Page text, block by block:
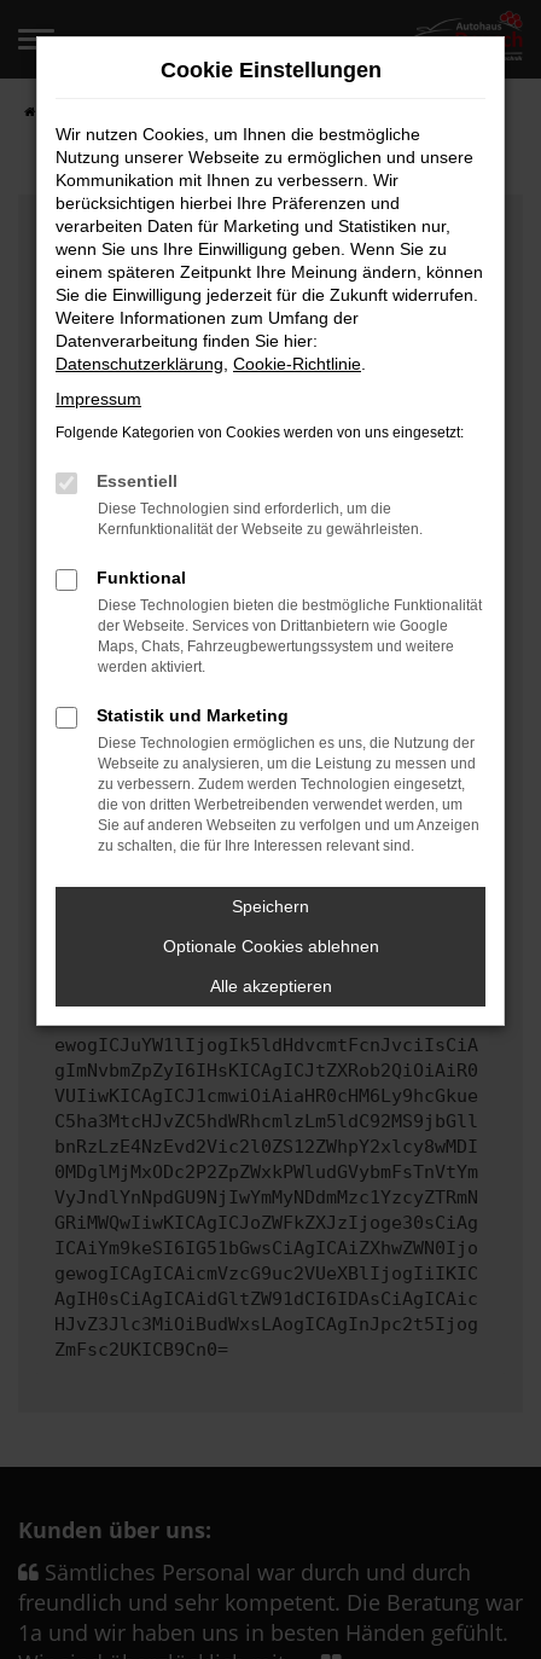
Zum
springen
Fehler: Network Error
Beim Laden ist ein Fehler aufgetreten.
Hier sind ein paar Tipps, die dir helfen können:
Überprüfe deine Firewall und deine
Internetverbindung.
Laden andere Webseiten, zum Beispiel deine
Manche Erweiterungen, wie Werbeblocker, können
das Laden bestimmter Seiten verhindern.
Funktioniert die Seite in einem anderen Browser
Starte dein Gerät neu.
Das kann manchmal helfen, vorübergehende
Probleme zu beheben.
Betriebssystem auf dem neuesten Stand sind.
Veraltete Software birgt nicht nur ein
Sicherheitsrisiko, sondern kann auch dazu führen,
dass bestimmte Funktionen nicht mehr unterstützt
werden.
Wende dich an den Webseitenbetreiber.
Wenn du alle oben genannten Schritte versucht hast,
kontaktiere uns bitte. Wir werden versuchen, das
Problem zu beheben. Du kannst uns diesen Text
schicken, um uns bei der Fehlersuche zu
ewogICJuYW1lIjogIk5ldHdvcmtFcnJvciIsCiA
gImNvbmZpZyI6IHsKICAgICJtZXRob2QiOiAiR0
VUIiwKICAgICJ1cmwiOiAiaHR0cHM6Ly9hcGkue
C5ha3MtcHJvZC5hdWRhcmlzLm5ldC92MS9jbGll
bnRzLzE4NzEvd2Vic2l0ZS12ZWhpY2xlcy8wMDI
0MDglMjMxODc2P2ZpZWxkPWludGVybmFsTnVtYm
VyJndlYnNpdGU9NjIwYmMyNDdmMzc1YzcyZTRmN
GRiMWQwIiwKICAgICJoZWFkZXJzIjoge30sCiAg
ICAiYm9keSI6IG51bGwsCiAgICAiZXhwZWN0Ijo
gewogICAgICAicmVzcG9uc2VUeXBlIjogIiIKIC
AgIH0sCiAgICAidGltZW91dCI6IDAsCiAgICAic
HJvZ3Jlc3MiOiBudWxsLAogICAgInJpc2t5Ijog
ZmFsc2UKICB9Cn0=
Kunden über uns:
Sämtliches Personal war durch und durch
freundlich und sehr kompetent. Die Beratung war
1a und wir haben uns in besten Händen gefühlt.
Cookie Einstellungen
Wir nutzen Cookies, um Ihnen die bestmögliche
Nutzung unserer Webseite zu ermöglichen und unsere
Kommunikation mit Ihnen zu verbessern. Wir
berücksichtigen hierbei Ihre Präferenzen und
verarbeiten Daten für Marketing und Statistiken nur,
wenn Sie uns Ihre Einwilligung geben. Wenn Sie zu
einem späteren Zeitpunkt Ihre Meinung ändern, können
Sie die Einwilligung jederzeit für die Zukunft widerrufen.
Weitere Informationen zum Umfang der
Datenverarbeitung finden Sie hier:
Datenschutzerklärung Cookie-Richtlinie
Impressum
Folgende Kategorien von Cookies werden von uns eingesetzt:
Essentiell
Diese Technologien sind erforderlich, um die
Kernfunktionalität der Webseite zu gewährleisten.
Funktional
Diese Technologien bieten die bestmögliche Funktionalität
der Webseite. Services von Drittanbietern wie Google
Maps, Chats, Fahrzeugbewertungssystem und weitere
werden aktiviert.
Statistik und Marketing
Diese Technologien ermöglichen es uns, die Nutzung der
Webseite zu analysieren, um die Leistung zu messen und
zu verbessern. Zudem werden Technologien eingesetzt,
die von dritten Werbetreibenden verwendet werden, um
Sie auf anderen Webseiten zu verfolgen und um Anzeigen
zu schalten, die für Ihre Interessen relevant sind.
Speichern
Optionale Cookies ablehnen
Alle akzeptieren